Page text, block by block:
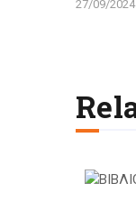
27/09/2024